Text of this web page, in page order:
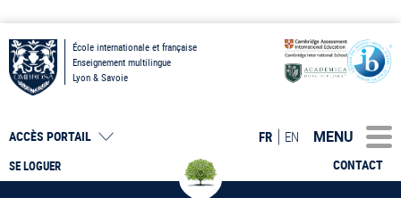
École internationale et française
Enseignement multilingue
Lyon & Savoie
SE LOGUER
ACCÈS PORTAIL
CONTACT
FR EN MENU